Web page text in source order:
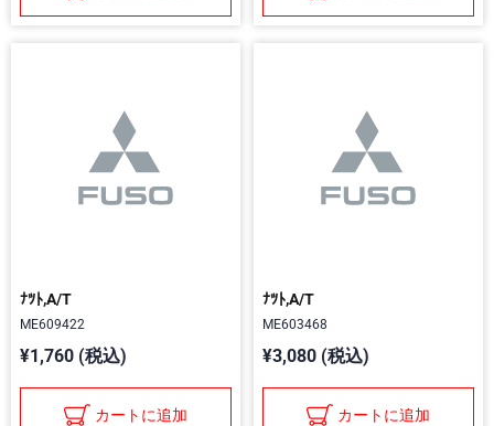
ﾅﾂﾄ,A/T
ME609422
¥1,760 (税込)
カートに追加
ﾅﾂﾄ,A/T
ME603468
¥3,080 (税込)
カートに追加